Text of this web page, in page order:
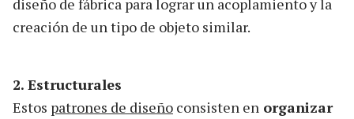
diseño de fábrica para lograr un acoplamiento y la
creación de un tipo de objeto similar.
2. Estructurales
Estos patrones de diseño consisten en organizar